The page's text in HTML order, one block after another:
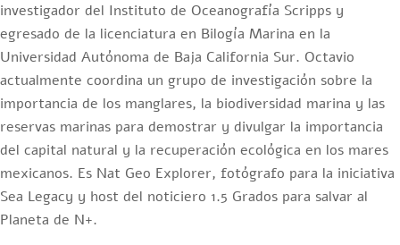
investigador del Instituto de Oceanografía Scripps y
egresado de la licenciatura en Bilogía Marina en la
Universidad Autónoma de Baja California Sur. Octavio
actualmente coordina un grupo de investigación sobre la
importancia de los manglares, la biodiversidad marina y las
reservas marinas para demostrar y divulgar la importancia
del capital natural y la recuperación ecológica en los mares
mexicanos. Es Nat Geo Explorer, fotógrafo para la iniciativa
Sea Legacy y host del noticiero 1.5 Grados para salvar al
Planeta de N+.